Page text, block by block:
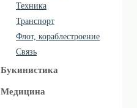
Техника
Транспорт
Флот, кораблестроение
Связь
Букинистика
Медицина